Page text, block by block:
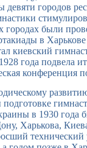
девяти городов
городах были
в
киевский
года подвела
конференция
в 1930 года
Харькова,